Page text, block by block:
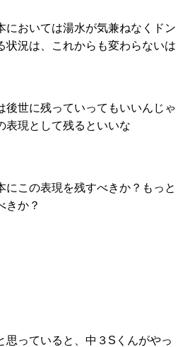
においては湯水が気兼ねなくドン
状況は、これからも変わらないは
後世に残っていってもいいんじゃ
表現として残るといいな
にこの表現を残すべきか？もっと
きか？
思っていると、中３Sくんがやっ